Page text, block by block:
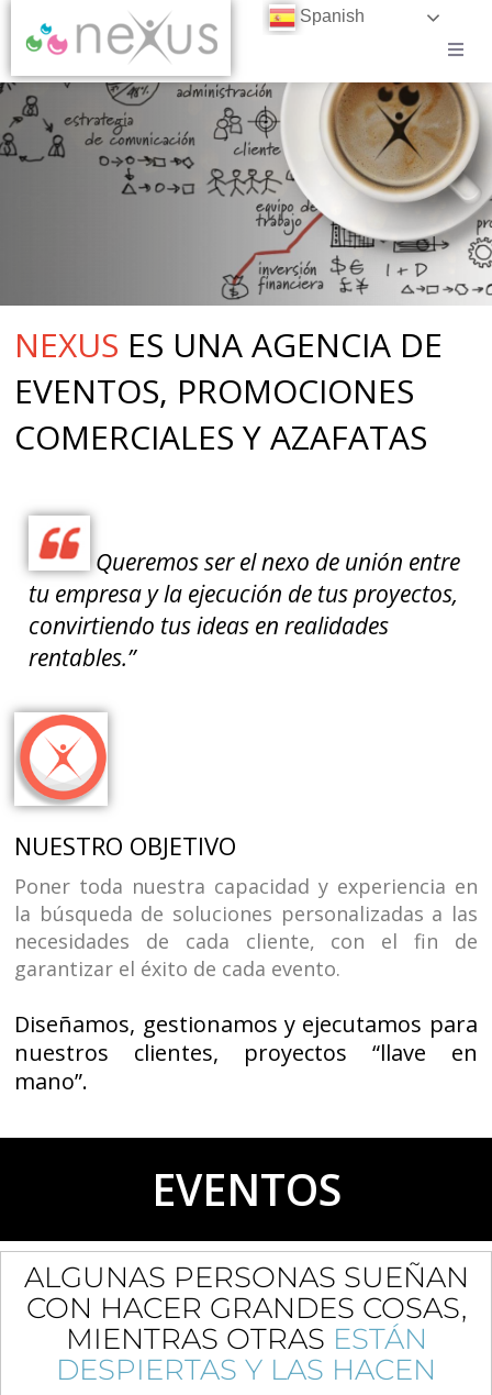
CASOS DE ÉXITO
BLOG
CONTACTO
TRABAJA EN NEXUS
NEXUS ES UNA AGENCIA DE
EVENTOS, PROMOCIONES
COMERCIALES Y AZAFATAS
Queremos ser el nexo de unión entre
tu empresa y la ejecución de tus proyectos,
convirtiendo tus ideas en realidades
rentables.”
NUESTRO OBJETIVO
Poner toda nuestra capacidad y experiencia en
la búsqueda de soluciones personalizadas a las
necesidades de cada cliente, con el fin de
garantizar el éxito de cada evento.
Diseñamos, gestionamos y ejecutamos para
nuestros clientes, proyectos “llave en
mano”.
EVENTOS
ALGUNAS PERSONAS SUEÑAN
CON HACER GRANDES COSAS,
MIENTRAS OTRAS ESTÁN
DESPIERTAS Y LAS HACEN
Spanish